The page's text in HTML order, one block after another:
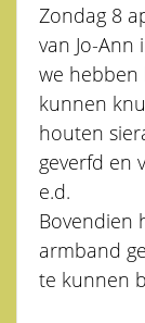
Zondag 8
van Jo-Ann
we
kunnen
houten
geverfd en
e.d.
Bovendien
armband
te kunnen